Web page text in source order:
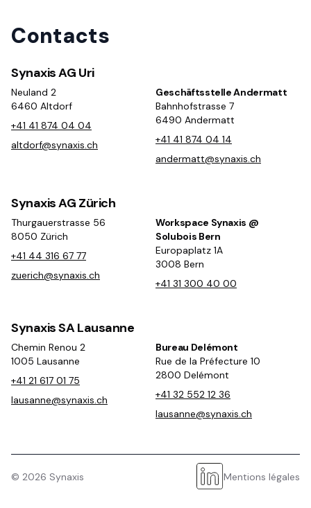
Contacts
Synaxis AG Uri
Neuland 2
6460 Altdorf
+41 41 874 04 04
altdorf@synaxis.ch
Geschäftsstelle Andermatt
Bahnhofstrasse 7
6490 Andermatt
+41 41 874 04 14
andermatt@synaxis.ch
Synaxis AG Zürich
Thurgauerstrasse 56
8050 Zürich
+41 44 316 67 77
zuerich@synaxis.ch
Workspace Synaxis @
Solubois Bern
Europaplatz 1A
3008 Bern
+41 31 300 40 00
Synaxis SA Lausanne
Chemin Renou 2
1005 Lausanne
+41 21 617 01 75
lausanne@synaxis.ch
Bureau Delémont
Rue de la Préfecture 10
2800 Delémont
+41 32 552 12 36
lausanne@synaxis.ch
© 2026 Synaxis Mentions légales